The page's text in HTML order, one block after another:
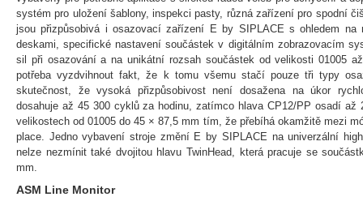
systém pro uložení šablony, inspekci pasty, různá zařízení pro spodní
jsou přizpůsobivá i osazovací zařízení E by SIPLACE s ohledem na
deskami, specifické nastavení součástek v digitálním zobrazovacím
sil při osazování a na unikátní rozsah součástek od velikosti 01005
potřeba vyzdvihnout fakt, že k tomu všemu stačí pouze tři typy
skutečnost, že vysoká přizpůsobivost není dosažena na úkor
dosahuje až 45 300 cyklů za hodinu, zatímco hlava CP12/PP osadí až
velikostech od 01005 do 45 × 87,5 mm tím, že přebíhá okamžitě mezi
place. Jedno vybavení stroje změní E by SIPLACE na univerzální
nelze nezmínit také dvojitou hlavu TwinHead, která pracuje se
mm.
ASM Line Monitor